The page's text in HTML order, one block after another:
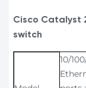
Cisco Catalyst
switch
10/